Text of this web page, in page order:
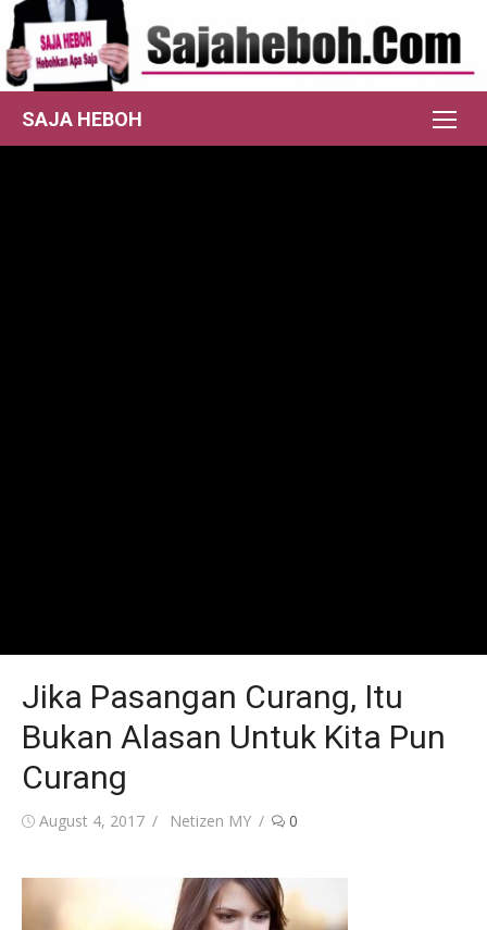
Skip
to
content
SAJA HEBOH
Jika Pasangan Curang, Itu
Bukan Alasan Untuk Kita Pun
Curang
Posted
August 4, 2017 Author
Netizen MY 0